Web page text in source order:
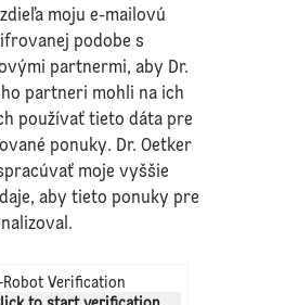
moju e-mailovú
podobe s
partnermi, aby Dr.
partneri mohli na ich
používať tieto dáta pre
ponuky. Dr. Oetker
moje vyššie
aby tieto ponuky pre
Verification